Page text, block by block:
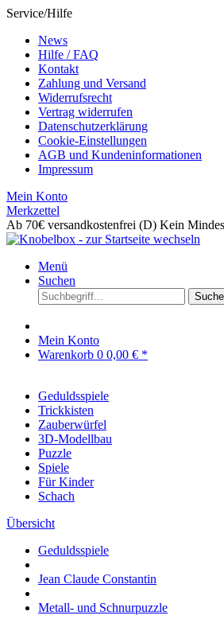
Service/Hilfe
News
Hilfe / FAQ
Kontakt
Zahlung und Versand
Widerrufsrecht
Vertrag widerrufen
Datenschutzerklärung
Cookie-Einstellungen
AGB und Kundeninformationen
Impressum
Mein Konto
Merkzettel
Ab 70€ versandkostenfrei (D) Kein
Menü
Suchen
Mein Konto
Warenkorb 0 0,00 € *
Geduldsspiele
Trickkisten
Zauberwürfel
3D-Modellbau
Puzzle
Spiele
Für Kinder
Schach
Übersicht
Geduldsspiele
Jean Claude Constantin
Metall- und Schnurpuzzle